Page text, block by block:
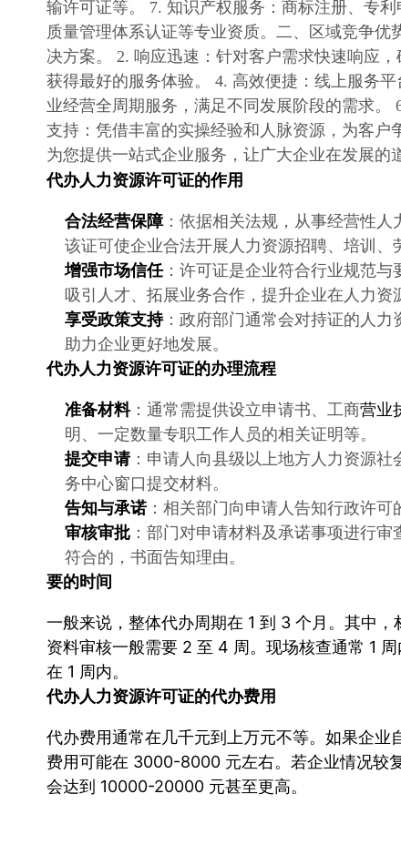
输许可证等。 7. 知识产权服务：商标注册、专
质量管理体系认证等专业资质。二、区域竞争
决方案。 2. 响应迅速：针对客户需求快速响应
获得最好的服务体验。 4. 高效便捷：线上服务
业经营全周期服务，满足不同发展阶段的需求
支持：凭借丰富的实操经验和人脉资源，为客
为您提供一站式企业服务，让广大企业在发展的
代办人力资源许可证的作用
合法经营保障：依据相关法规，从事经营性
该证可使企业合法开展人力资源招聘、培训、
增强市场信任：许可证是企业符合行业规范
吸引人才、拓展业务合作，提升企业在人力资
享受政策支持：政府部门通常会对持证的人力
助力企业更好地发展。
代办人力资源许可证的办理流程
准备材料：通常需提供设立申请书、工商营业
明、一定数量专职工作人员的相关证明等。
提交申请：申请人向县级以上地方人力资源
务中心窗口提交材料。
告知与承诺：相关部门向申请人告知行政许
审核审批 ：部门对申请材料及承诺事项进行
符合的，书面告知理由。
要的时间
一般来说，整体代办周期在 1 到 3 个月。其中，
资料审核一般需要 2 至 4 周。现场核查通常 1
在 1 周内。
代办人力资源许可证的代办费用
代办费用通常在几千元到上万元不等。如果企业
费用可能在 3000-8000 元左右。若企业情况较
会达到 10000-20000 元甚至更高。